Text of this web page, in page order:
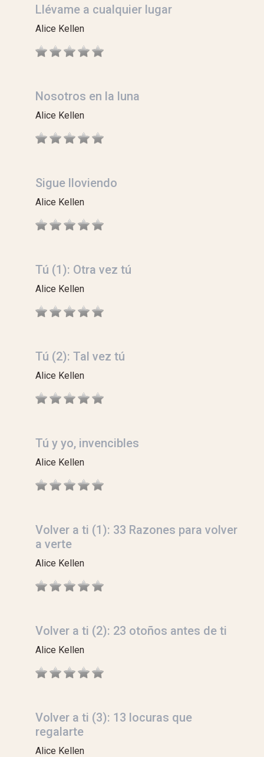
Llévame a cualquier lugar
Alice Kellen
Nosotros en la luna
Alice Kellen
Sigue lloviendo
Alice Kellen
Tú (1): Otra vez tú
Alice Kellen
Tú (2): Tal vez tú
Alice Kellen
Tú y yo, invencibles
Alice Kellen
Volver a ti (1): 33 Razones para volver
a verte
Alice Kellen
Volver a ti (2): 23 otoños antes de ti
Alice Kellen
Volver a ti (3): 13 locuras que
regalarte
Alice Kellen